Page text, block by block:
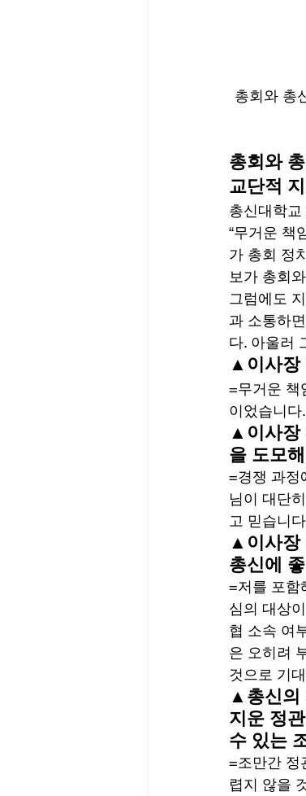
총회와 총
총회와
교단적
총신대학
“무거운 책
가 총회 정
보가 총회
그럼에도
과 소통하
다. 아울러
▲이사장
=무거운 책
이었습니
▲이사장
을 도모
=경쟁 과정
님이 대단
고 믿습니
▲이사장
총신에
=저를 포함
심의 대상
협 소속 여
은 오히려
것으로 기
▲총신의
지운 정
수 있는
=조만간 정
렵지 않을